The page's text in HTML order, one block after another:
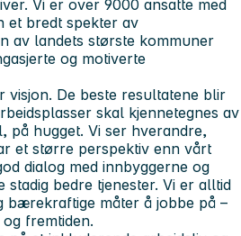
Vi er over 9000 ansatte med
et bredt spekter av
av landets største kommuner
og motiverte
visjon. De beste resultatene blir
skal kjennetegnes av
på hugget. Vi ser hverandre,
et større perspektiv enn vårt
dialog med innbyggerne og
stadig bedre tjenester. Vi er alltid
bærekraftige måter å jobbe på –
fremtiden.